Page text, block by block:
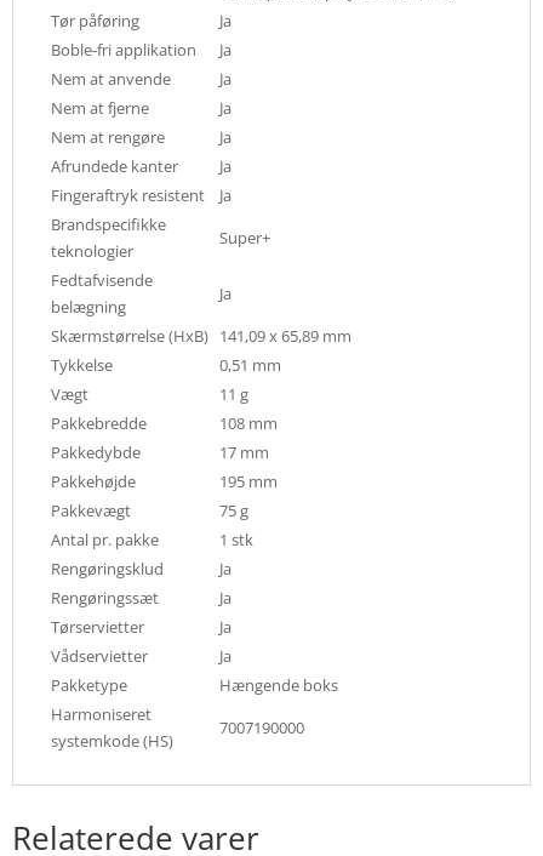
Tør påføring
Ja
Boble-fri applikation
Ja
Nem at anvende
Ja
Nem at fjerne
Ja
Nem at rengøre
Ja
Afrundede kanter
Ja
Fingeraftryk resistent
Ja
Brandspecifikke
teknologier
Super+
Fedtafvisende
belægning
Ja
Skærmstørrelse (HxB) 141,09 x 65,89 mm
Tykkelse
0,51 mm
Vægt
11 g
Pakkebredde
108 mm
Pakkedybde
17 mm
Pakkehøjde
195 mm
Pakkevægt
75 g
Antal pr. pakke
1 stk
Rengøringsklud
Ja
Rengøringssæt
Ja
Tørservietter
Ja
Vådservietter
Ja
Pakketype
Hængende boks
Harmoniseret
systemkode (HS)
7007190000
Relaterede varer